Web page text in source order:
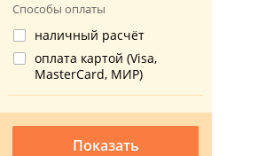
Способы оплаты
наличный расчёт
оплата картой (Visa,
MasterCard, МИР)
Показать